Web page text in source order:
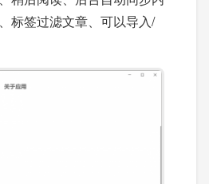
标签过滤文章、可以导入/